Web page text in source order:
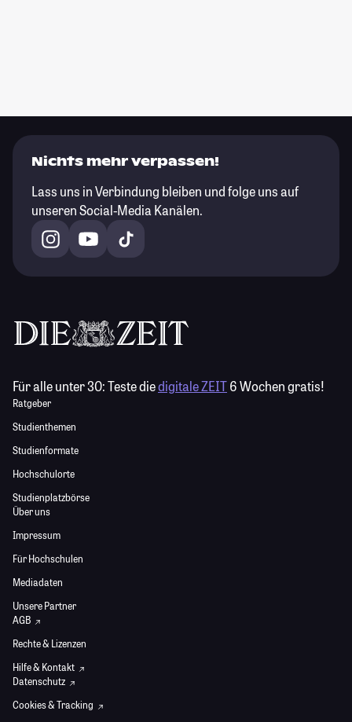
Nichts mehr verpassen!
Lass uns in Verbindung bleiben und folge uns auf
unseren Social-Media Kanälen.
Für alle unter 30:Teste diedigitale ZEIT6 Wochen gratis!
Ratgeber
Studienthemen
Studienformate
Hochschulorte
Studienplatzbörse
Über uns
Impressum
Für Hochschulen
Mediadaten
Unsere Partner
AGB
Rechte & Lizenzen
Hilfe & Kontakt
Datenschutz
Cookies & Tracking